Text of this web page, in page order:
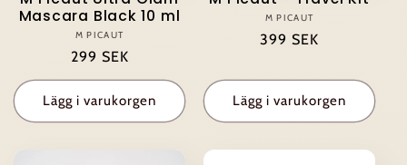
Mascara Black 10 ml
Säljare:
M PICAUT
Ordinarie
pris
299 SEK
Lägg i varukorgen
Säljare:
M PICAUT
Ordinarie
399 SEK
Lägg i varukorgen